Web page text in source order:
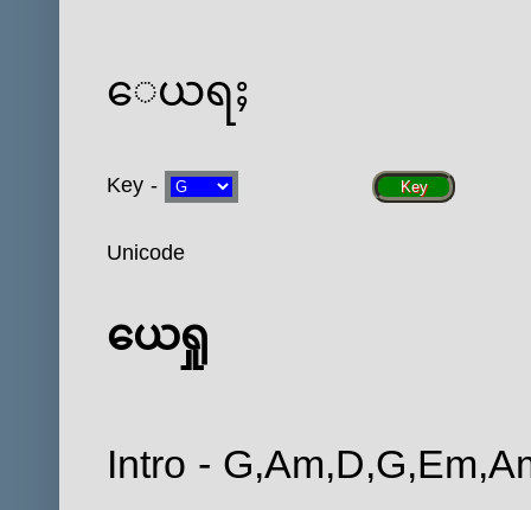
‌ေယရႈ
Key - Key
Unicode
‌ယေရှု
Intro - G,Am,D,G,Em,